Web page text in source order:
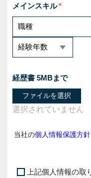
メインスキル
経歴書 5MBまで
ファイルを選択
当社の個人情報保護方針
上記個人情報の